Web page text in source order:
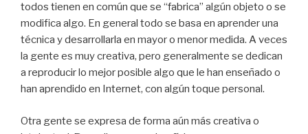
todos tienen en común que se “fabrica” algún objeto o se
modifica algo. En general todo se basa en aprender una
técnica y desarrollarla en mayor o menor medida. A veces
la gente es muy creativa, pero generalmente se dedican
a reproducir lo mejor posible algo que le han enseñado o
han aprendido en Internet, con algún toque personal.
Otra gente se expresa de forma aún más creativa o